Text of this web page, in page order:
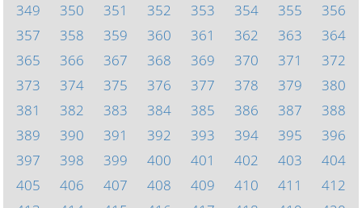
349
350 351 352 353 354 355
356
357
358 359 360 361 362 363
364
365
366 367 368 369 370 371
372
373
374 375 376 377 378 379
380
381
382 383 384 385 386 387
388
389
390 391 392 393 394 395
396
397
398 399 400 401 402 403
404
405
406 407 408 409 410 411
412